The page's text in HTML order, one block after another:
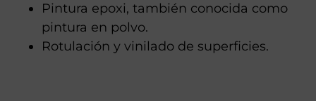
Pintura epoxi, también conocida como
pintura en polvo.
Rotulación y vinilado de superficies.